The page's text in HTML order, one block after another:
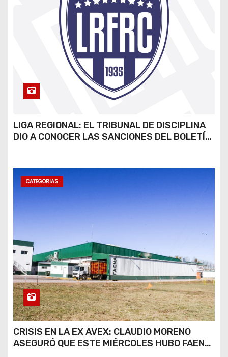
LIGA REGIONAL: EL TRIBUNAL DE DISCIPLINA
DIO A CONOCER LAS SANCIONES DEL BOLETÍN
CATEGORIAS
CRISIS EN LA EX AVEX: CLAUDIO MORENO
ASEGURÓ QUE ESTE MIÉRCOLES HUBO FAENA